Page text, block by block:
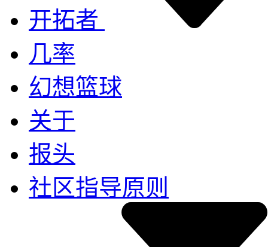
开拓者
几率
幻想篮球
关于
报头
社区指导原则